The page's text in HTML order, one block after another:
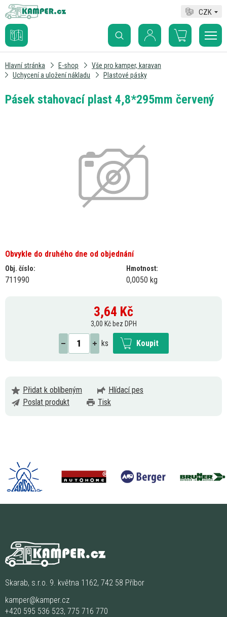
CZK
Hlavní stránka E-shop
Vše pro kamper, karavan
Uchycení a uložení nákladu
Plastové pásky
Pásek stahovací plast 4,8*295mm červený
Obvykle do druhého dne od objednání
Obj. číslo:
711990
Hmotnost:
0,0050 kg
3,64 Kč
3,00 Kč bez DPH
ks Koupit
Přidat k oblíbeným
Hlídací pes
Poslat produkt
Tisk
Skarab, s.r.o. 9. května 1162, 742 58 Příbor
kamper@kamper.cz
+420 595 536 523, 775 716 770